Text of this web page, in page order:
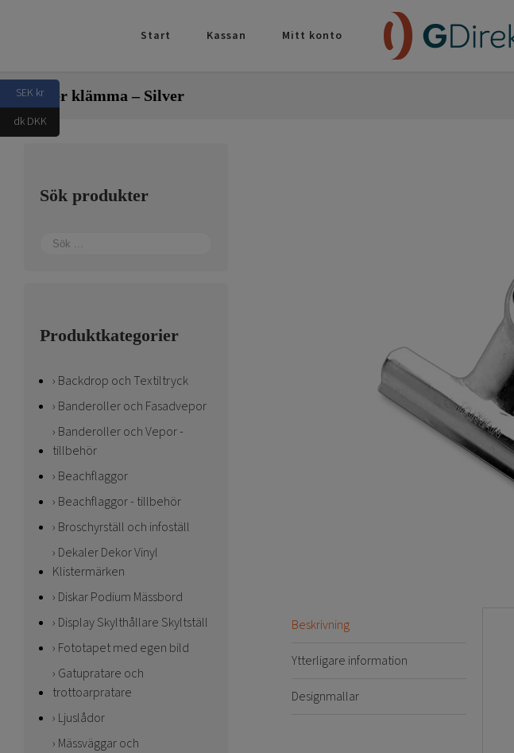
Start Kassan Mitt konto
Poster klämma – Silver
Beskrivning
Ytterligare information
Designmallar
Sök produkter
Produktkategorier
Backdrop och Textiltryck
Banderoller och Fasadvepor
Banderoller och Vepor -
tillbehör
Beachflaggor
Beachflaggor - tillbehör
Broschyrställ och infoställ
Dekaler Dekor Vinyl
Klistermärken
Diskar Podium Mässbord
Display Skylthållare Skyltställ
Fototapet med egen bild
Gatupratare och
trottoarpratare
Ljuslådor
Mässväggar och
SEK kr
dk DKK